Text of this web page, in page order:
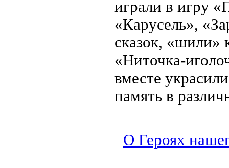
играли в игру
«Карусель»,
сказок, «шили»
«Ниточка-
вместе
память в
О Героях